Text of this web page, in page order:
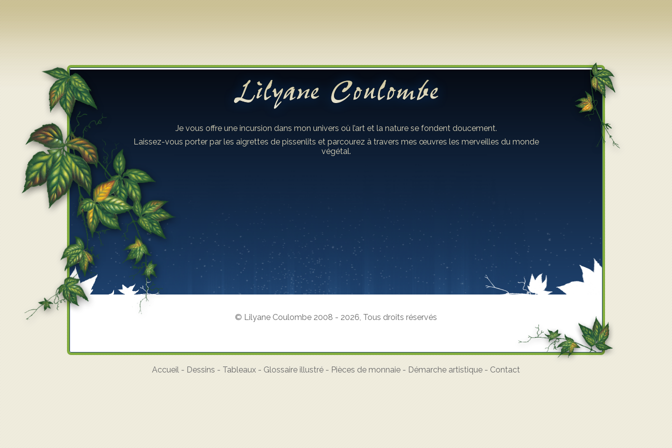
Je vous offre une incursion dans mon univers où l’art et la nature se fondent doucement.
Laissez-vous porter par les aigrettes de pissenlits et parcourez à travers mes œuvres les merveilles du monde
végétal.
© Lilyane Coulombe 2008 - 2026, Tous droits réservés
Accueil-Dessins-Tableaux-Glossaire illustré-Pièces de monnaie-Démarche artistique-Contact